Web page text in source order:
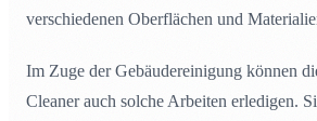
verschiedenen Oberflächen und
Im Zuge der Gebäudereinigung können
Cleaner auch solche Arbeiten erledigen.